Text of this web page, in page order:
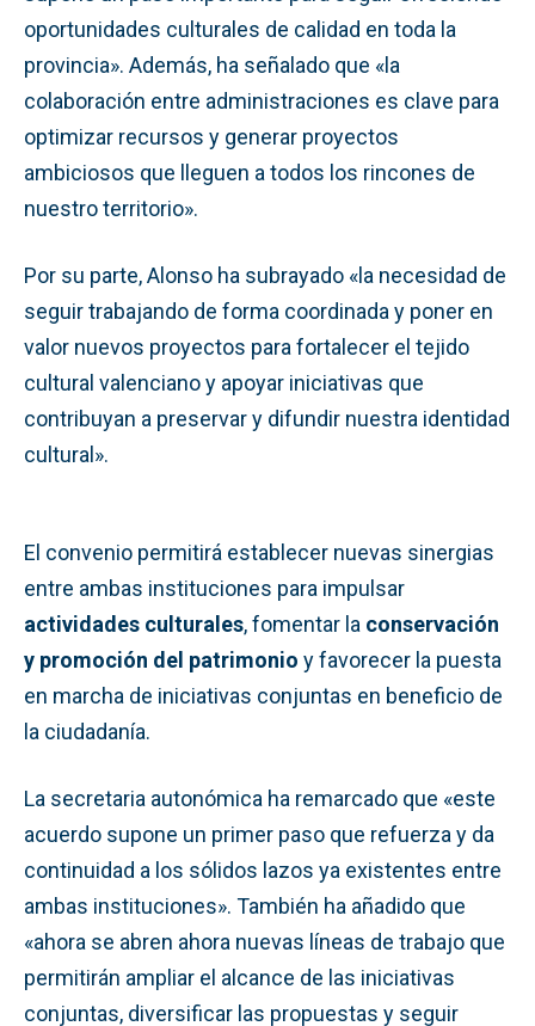
oportunidades culturales de calidad en toda la
provincia». Además, ha señalado que «la
colaboración entre administraciones es clave para
optimizar recursos y generar proyectos
ambiciosos que lleguen a todos los rincones de
nuestro territorio».
Por su parte, Alonso ha subrayado «la necesidad de
seguir trabajando de forma coordinada y poner en
valor nuevos proyectos para fortalecer el tejido
cultural valenciano y apoyar iniciativas que
contribuyan a preservar y difundir nuestra identidad
cultural».
El convenio permitirá establecer nuevas sinergias
entre ambas instituciones para impulsar
actividades culturales, fomentar la conservación
y promoción del patrimonio y favorecer la puesta
en marcha de iniciativas conjuntas en beneficio de
la ciudadanía.
La secretaria autonómica ha remarcado que «este
acuerdo supone un primer paso que refuerza y da
continuidad a los sólidos lazos ya existentes entre
ambas instituciones». También ha añadido que
«ahora se abren ahora nuevas líneas de trabajo que
permitirán ampliar el alcance de las iniciativas
conjuntas, diversificar las propuestas y seguir